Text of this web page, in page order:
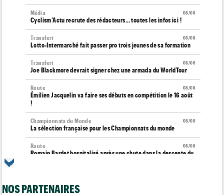
08/08
Média
Cyclism’Actu recrute des rédacteurs… toutes les infos ici !
08/08
Transfert
Lotto-Intermarché fait passer pro trois jeunes de sa formation
08/08
Transfert
Joe Blackmore devrait signer chez une armada du WorldTour
08/08
Route
Émilien Jacquelin va faire ses débuts en compétition le 16 août
!
08/08
Championnats du Monde
La sélection française pour les Championnats du monde
08/08
Route
Romain Bardet hospitalisé après une chute dans la descente du
Kasia Niewiadoma, "furieuse" : "Célia Gery m'a bloquée..."
NOS PARTENAIRES